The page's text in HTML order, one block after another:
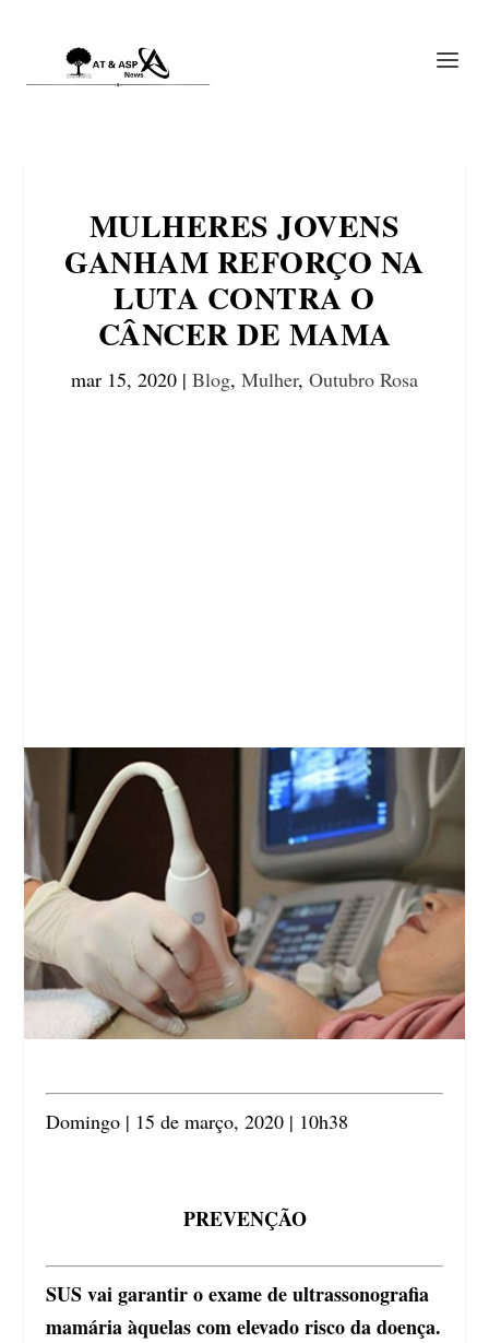
MULHERES JOVENS
GANHAM REFORÇO NA
LUTA CONTRA O
CÂNCER DE MAMA
mar 15, 2020 | Blog, Mulher, Outubro Rosa
Domingo | 15 de março, 2020 | 10h38
PREVENÇÃO
SUS vai garantir o exame de ultrassonografia
mamária àquelas com elevado risco da doença.